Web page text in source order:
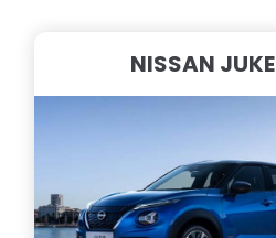
NISSAN JUKE